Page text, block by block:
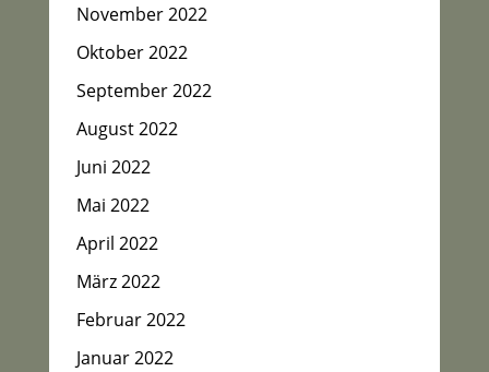
November 2022
Oktober 2022
September 2022
August 2022
Juni 2022
Mai 2022
April 2022
März 2022
Februar 2022
Januar 2022